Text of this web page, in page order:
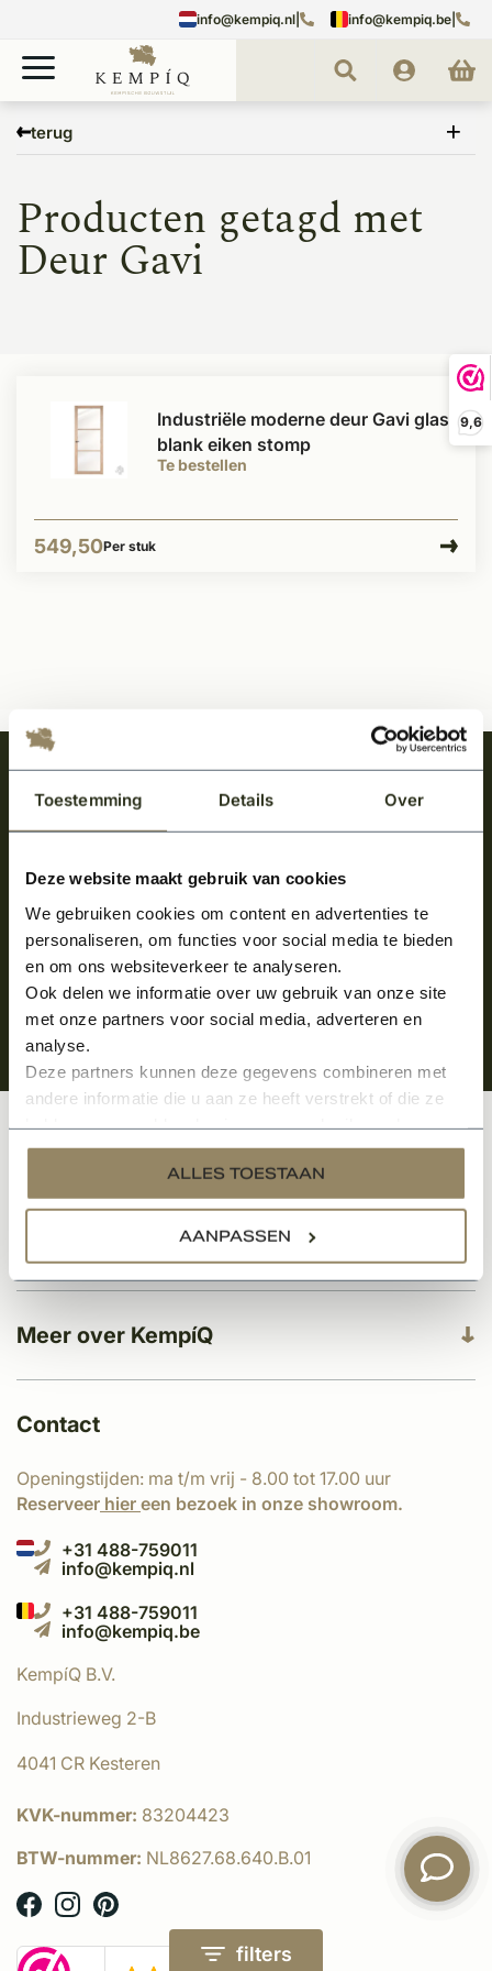
Toestemming Details Over
Deze website maakt gebruik van cookies
We gebruiken cookies om content en advertenties te
personaliseren, om functies voor social media te bieden
en om ons websiteverkeer te analyseren.
Ook delen we informatie over uw gebruik van onze site
met onze partners voor social media, adverteren en
analyse.
Deze partners kunnen deze gegevens combineren met
andere informatie die u aan ze heeft verstrekt of die ze
services.
ALLES TOESTAAN
AANPASSEN
9,6
info@kempiq.nl info@kempiq.be
terug
Deur Gavi
Producten getagd met
Deur Gavi
filters
Te bestellen
Industriële moderne deur Gavi glas
blank eiken stomp
549,50Per stuk
Meld je aan en ontvang het laatste nieuws
over onze kempische bouwstijl!
Meer over KempíQ
Klantenservice
Contact
Openingstijden: ma t/m vrij - 8.00 tot 17.00 uur
Reserveer hier een bezoek in onze showroom.
+31 488-759011
info@kempiq.nl
+31 488-759011
info@kempiq.be
KempíQ B.V.
Industrieweg 2-B
4041 CR Kesteren
KVK-nummer: 83204423
BTW-nummer: NL8627.68.640.B.01